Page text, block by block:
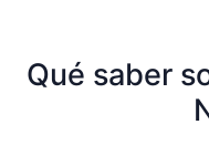
Qué saber